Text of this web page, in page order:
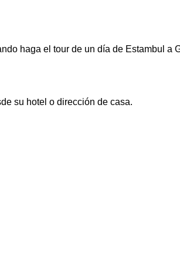
haga el tour de un día de Estambul a
su hotel o dirección de casa.